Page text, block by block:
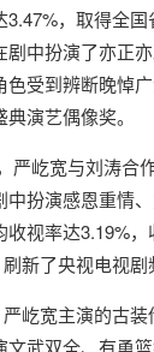
3.47%，取得全
剧中扮演了亦正
色受到辨断晚悼
演艺偶像奖。
严屹宽与刘涛合
中扮演感恩重情
收视率达3.19%
新了央视电视剧
屹宽主演的古
文武双全、有勇